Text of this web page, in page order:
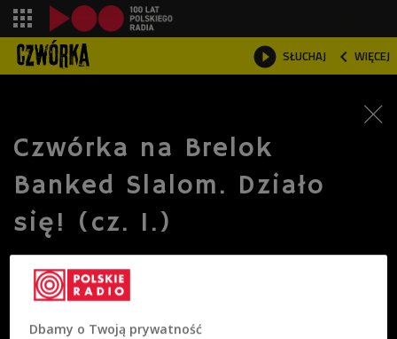
 SŁUCHAJ  WIĘCEJ

Czwórka na Brelok
Banked Slalom. Działo
się! (cz. 1.)
Dbamy o Twoją prywatność